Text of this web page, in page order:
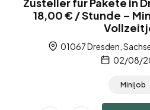
Zusteller für Pakete in
18,00 € / Stunde –
01067 Dresden,
02/08/
Minijob